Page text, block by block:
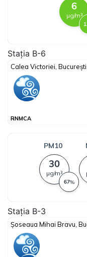
Stația B-6
Stația B-3